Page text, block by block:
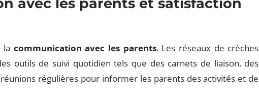
la communication avec les parents. Les réseaux de crèches
outils de suivi quotidien tels que des carnets de liaison, des
régulières pour informer les parents des activités et de